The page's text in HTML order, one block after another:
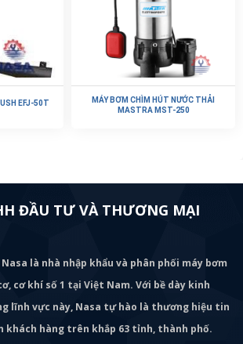
EFJ-50T
MÁY BƠM CHÌM HÚT NƯỚC THẢI
MASTRA MST-250
ĐẦU TƯ VÀ THƯƠNG MẠI
là nhà nhập khẩu và phân phối máy bơm
cơ khí số 1 tại Việt Nam. Với bề dày kinh
lĩnh vực này, Nasa tự hào là thương hiệu tin
khách hàng trên khắp 63 tỉnh, thành phố.